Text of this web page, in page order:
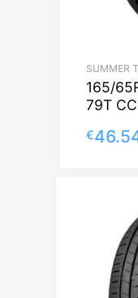
SUMMER
165/
79T
€